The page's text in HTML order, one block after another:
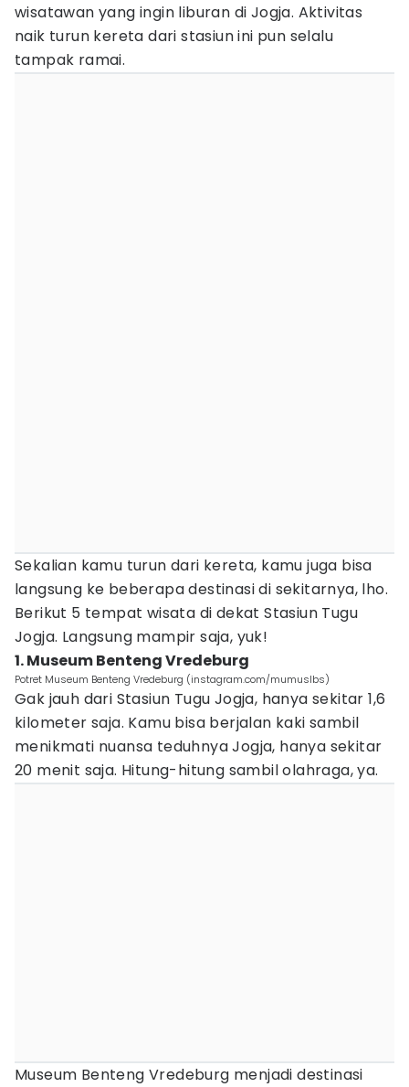
wisatawan yang ingin liburan di Jogja. Aktivitas
naik turun kereta dari stasiun ini pun selalu
tampak ramai.
Sekalian kamu turun dari kereta, kamu juga bisa
langsung ke beberapa destinasi di sekitarnya, lho.
Berikut 5 tempat wisata di dekat Stasiun Tugu
Jogja. Langsung mampir saja, yuk!
1. Museum Benteng Vredeburg
Potret Museum Benteng Vredeburg (instagram.com/mumuslbs)
Gak jauh dari Stasiun Tugu Jogja, hanya sekitar 1,6
kilometer saja. Kamu bisa berjalan kaki sambil
menikmati nuansa teduhnya Jogja, hanya sekitar
20 menit saja. Hitung-hitung sambil olahraga, ya.
Museum Benteng Vredeburg menjadi destinasi